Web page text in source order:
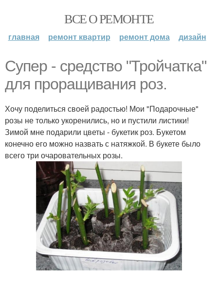
ВСЕ О РЕМОНТЕ
главная ремонт квартир ремонт дома дизайн
Супер - средство "Тройчатка"
для проращивания роз.
Хочу поделиться своей радостью! Мои "Подарочные"
розы не только укоренились, но и пустили листики!
Зимой мне подарили цветы - букетик роз. Букетом
конечно его можно назвать с натяжкой. В букете было
всего три очаровательных розы.